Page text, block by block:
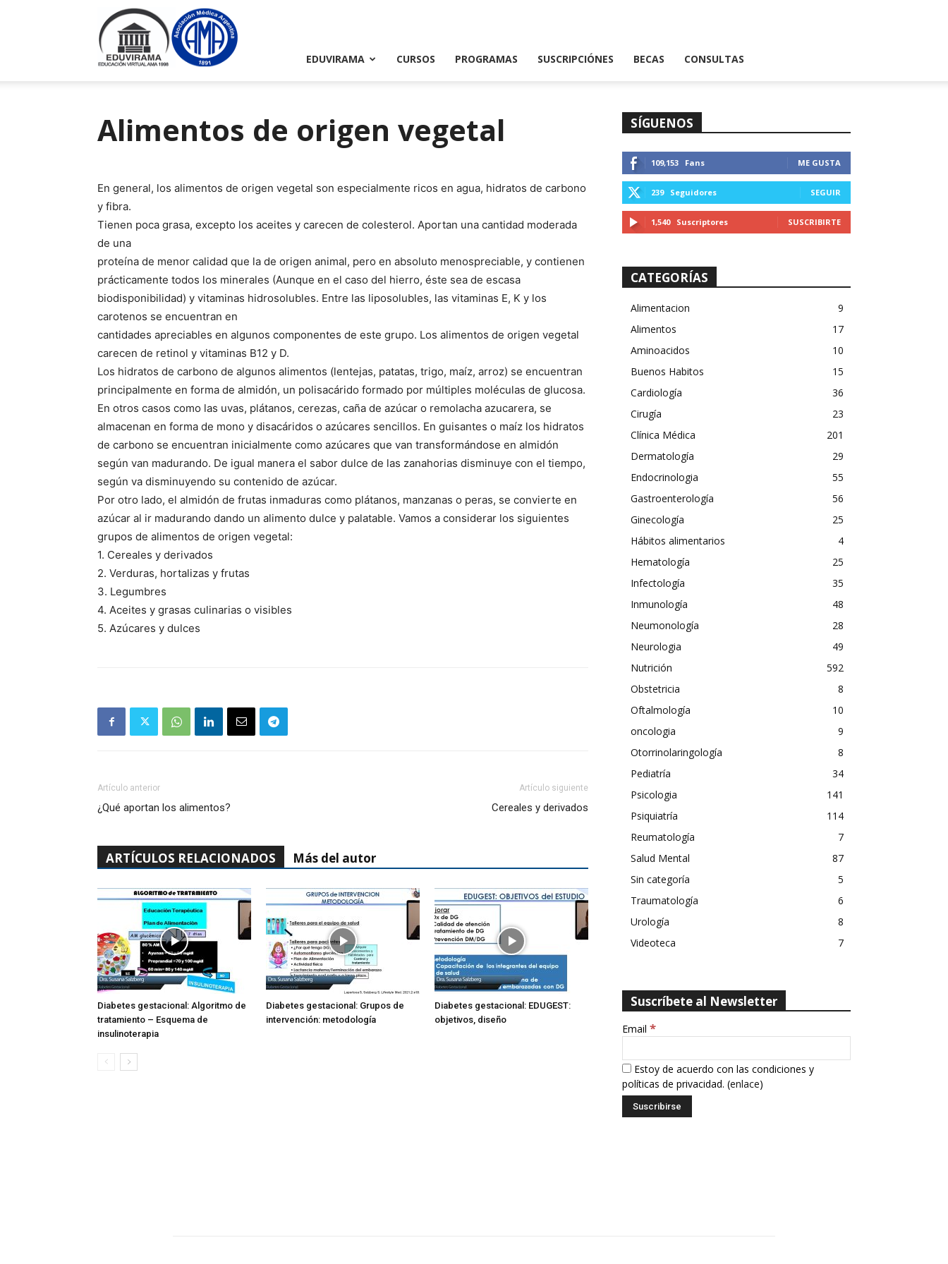
Eduvirama
EDUVIRAMA CURSOS PROGRAMAS SUSCRIPCIÓNES BECAS CONSULTAS
Alimentos de origen vegetal
En general, los alimentos de origen vegetal son especialmente ricos en agua, hidratos de carbono
y fibra.
Tienen poca grasa, excepto los aceites y carecen de colesterol. Aportan una cantidad moderada
de una
proteína de menor calidad que la de origen animal, pero en absoluto menospreciable, y contienen
prácticamente todos los minerales (Aunque en el caso del hierro, éste sea de escasa
biodisponibilidad) y vitaminas hidrosolubles. Entre las liposolubles, las vitaminas E, K y los
carotenos se encuentran en
cantidades apreciables en algunos componentes de este grupo. Los alimentos de origen vegetal
carecen de retinol y vitaminas B12 y D.
Los hidratos de carbono de algunos alimentos (lentejas, patatas, trigo, maíz, arroz) se encuentran
principalmente en forma de almidón, un polisacárido formado por múltiples moléculas de glucosa.
En otros casos como las uvas, plátanos, cerezas, caña de azúcar o remolacha azucarera, se
almacenan en forma de mono y disacáridos o azúcares sencillos. En guisantes o maíz los hidratos
de carbono se encuentran inicialmente como azúcares que van transformándose en almidón
según van madurando. De igual manera el sabor dulce de las zanahorias disminuye con el tiempo,
según va disminuyendo su contenido de azúcar.
Por otro lado, el almidón de frutas inmaduras como plátanos, manzanas o peras, se convierte en
azúcar al ir madurando dando un alimento dulce y palatable. Vamos a considerar los siguientes
grupos de alimentos de origen vegetal:
1. Cereales y derivados
2. Verduras, hortalizas y frutas
3. Legumbres
4. Aceites y grasas culinarias o visibles
5. Azúcares y dulces
Artículo anterior
¿Qué aportan los alimentos?
Artículo siguiente
Cereales y derivados
ARTÍCULOS RELACIONADOS Más del autor
Diabetes gestacional: Algoritmo de
tratamiento – Esquema de
insulinoterapia
Diabetes gestacional: Grupos de
intervención: metodología
Diabetes gestacional: EDUGEST:
objetivos, diseño
SÍGUENOS
109,153 Fans ME GUSTA
239 Seguidores SEGUIR
1,540 Suscriptores SUSCRIBIRTE
CATEGORÍAS
Alimentacion
9
Alimentos
17
Aminoacidos
10
Buenos Habitos
15
Cardiología
36
Cirugía
23
Clínica Médica
201
Dermatología
29
Endocrinologia
55
Gastroenterología
56
Ginecología
25
Hábitos alimentarios
4
Hematología
25
Infectología
35
Inmunología
48
Neumonología
28
Neurologia
49
Nutrición
592
Obstetricia
8
Oftalmología
10
oncologia
9
Otorrinolaringología
8
Pediatría
34
Psicologia
141
Psiquiatría
114
Reumatología
7
Salud Mental
87
Sin categoría
5
Traumatología
6
Urología
8
Videoteca
7
Suscríbete al Newsletter
Email *
Estoy de acuerdo con las condiciones y
políticas de privacidad. (enlace)